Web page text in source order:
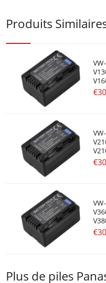
Produits
Plus de piles